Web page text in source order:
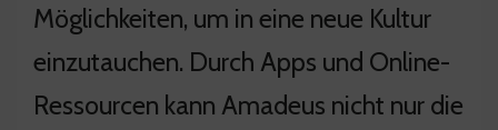
Möglichkeiten, um in eine neue Kultur
einzutauchen. Durch Apps und Online-
Ressourcen kann Amadeus nicht nur die